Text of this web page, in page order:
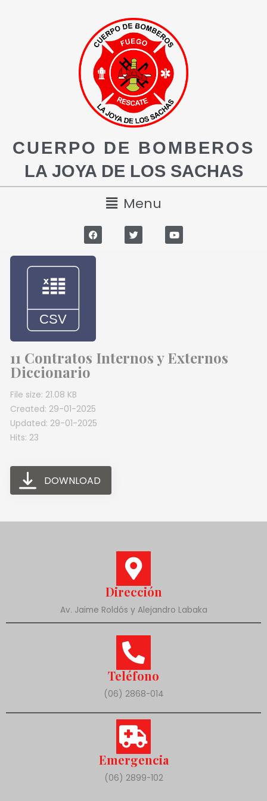
CUERPO DE BOMBEROS
LA JOYA DE LOS SACHAS
Menu
11 Contratos Internos y Externos
Diccionario
File size: 21.08 KB
Created: 29-01-2025
Updated: 29-01-2025
Hits: 23
DOWNLOAD
Dirección
Av. Jaime Roldós y Alejandro Labaka
Teléfono
(06) 2868-014
Emergencia
(06) 2899-102